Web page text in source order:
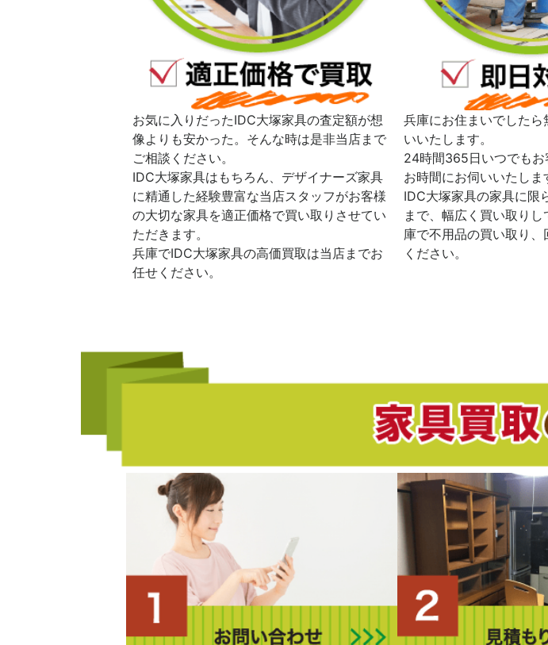
お気に入りだったIDC大塚家具の査定額が想
像よりも安かった。そんな時は是非当店まで
ご相談ください。
IDC大塚家具はもちろん、デザイナーズ家具
に精通した経験豊富な当店スタッフがお客様
の大切な家具を適正価格で買い取りさせてい
ただきます。
兵庫でIDC大塚家具の高価買取は当店までお
任せください。
兵庫にお住まいでした
いいたします。
24時間365日いつでも
お時間にお伺いいたしま
IDC大塚家具の家具に限
まで、幅広く買い取り
庫で不用品の買い取り
ください。